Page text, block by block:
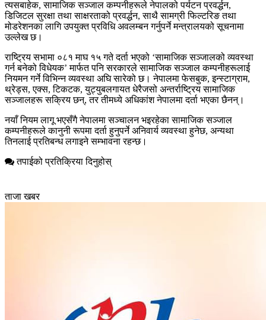
त्यसबाहेक, सामाजिक सञ्जाल कम्पनीहरूले नेपालको पर्यटन प्रवर्द्धन,
डिजिटल सुरक्षा तथा साक्षरताको प्रवर्द्धन, साथै सामग्री फिल्टरिङ तथा
मोडरेशनका लागि उपयुक्त प्रविधि अवलम्बन गर्नुपर्ने मन्त्रालयको सूचनामा
उल्लेख छ।
राष्ट्रिय सभामा ०८१ माघ १५ गते दर्ता भएको ‘सामाजिक सञ्जालको व्यवस्था
गर्न बनेको विधेयक’ मार्फत पनि सरकारले सामाजिक सञ्जाल कम्पनीहरूलाई
नियमन गर्ने विभिन्न व्यवस्था अघि सारेको छ। नेपालमा फेसबुक, इन्स्टाग्राम,
थ्रेड्स, एक्स, टिकटक, युट्युबलगायत धेरैजसो अन्तर्राष्ट्रिय सामाजिक
सञ्जालहरू सक्रिय छन्, तर तीमध्ये अधिकांश नेपालमा दर्ता भएका छैनन्।
नयाँ नियम लागू भएसँगै नेपालमा सञ्चालन भइरहेका सामाजिक सञ्जाल
कम्पनीहरूले कानुनी रूपमा दर्ता हुनुपर्ने अनिवार्य व्यवस्था हुनेछ, अन्यथा
तिनलाई प्रतिबन्ध लगाइने सम्भावना रहन्छ।
तपाईको प्रतिक्रिया दिनुहोस्
ताजा खबर